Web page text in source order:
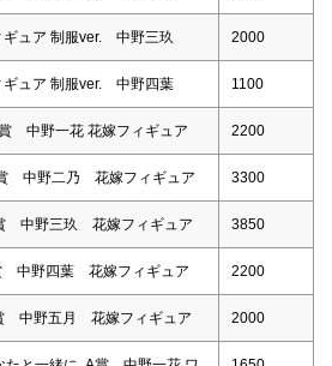
ュア 制服ver. 中野三玖 2000
ュア 制服ver. 中野四葉 1100
中野一花 花嫁フィギュア 2200
中野二乃 花嫁フィギュア 3300
中野三玖 花嫁フィギュア 3850
中野四葉 花嫁フィギュア 2200
中野五月 花嫁フィギュア 2000